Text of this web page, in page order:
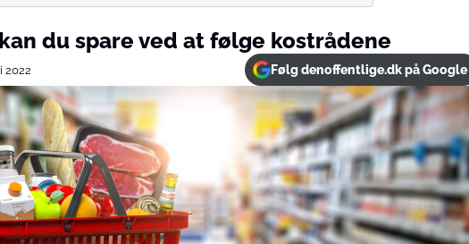
du spare ved at følge kostrådene
2022 Følg denoffentlige.dk på Google